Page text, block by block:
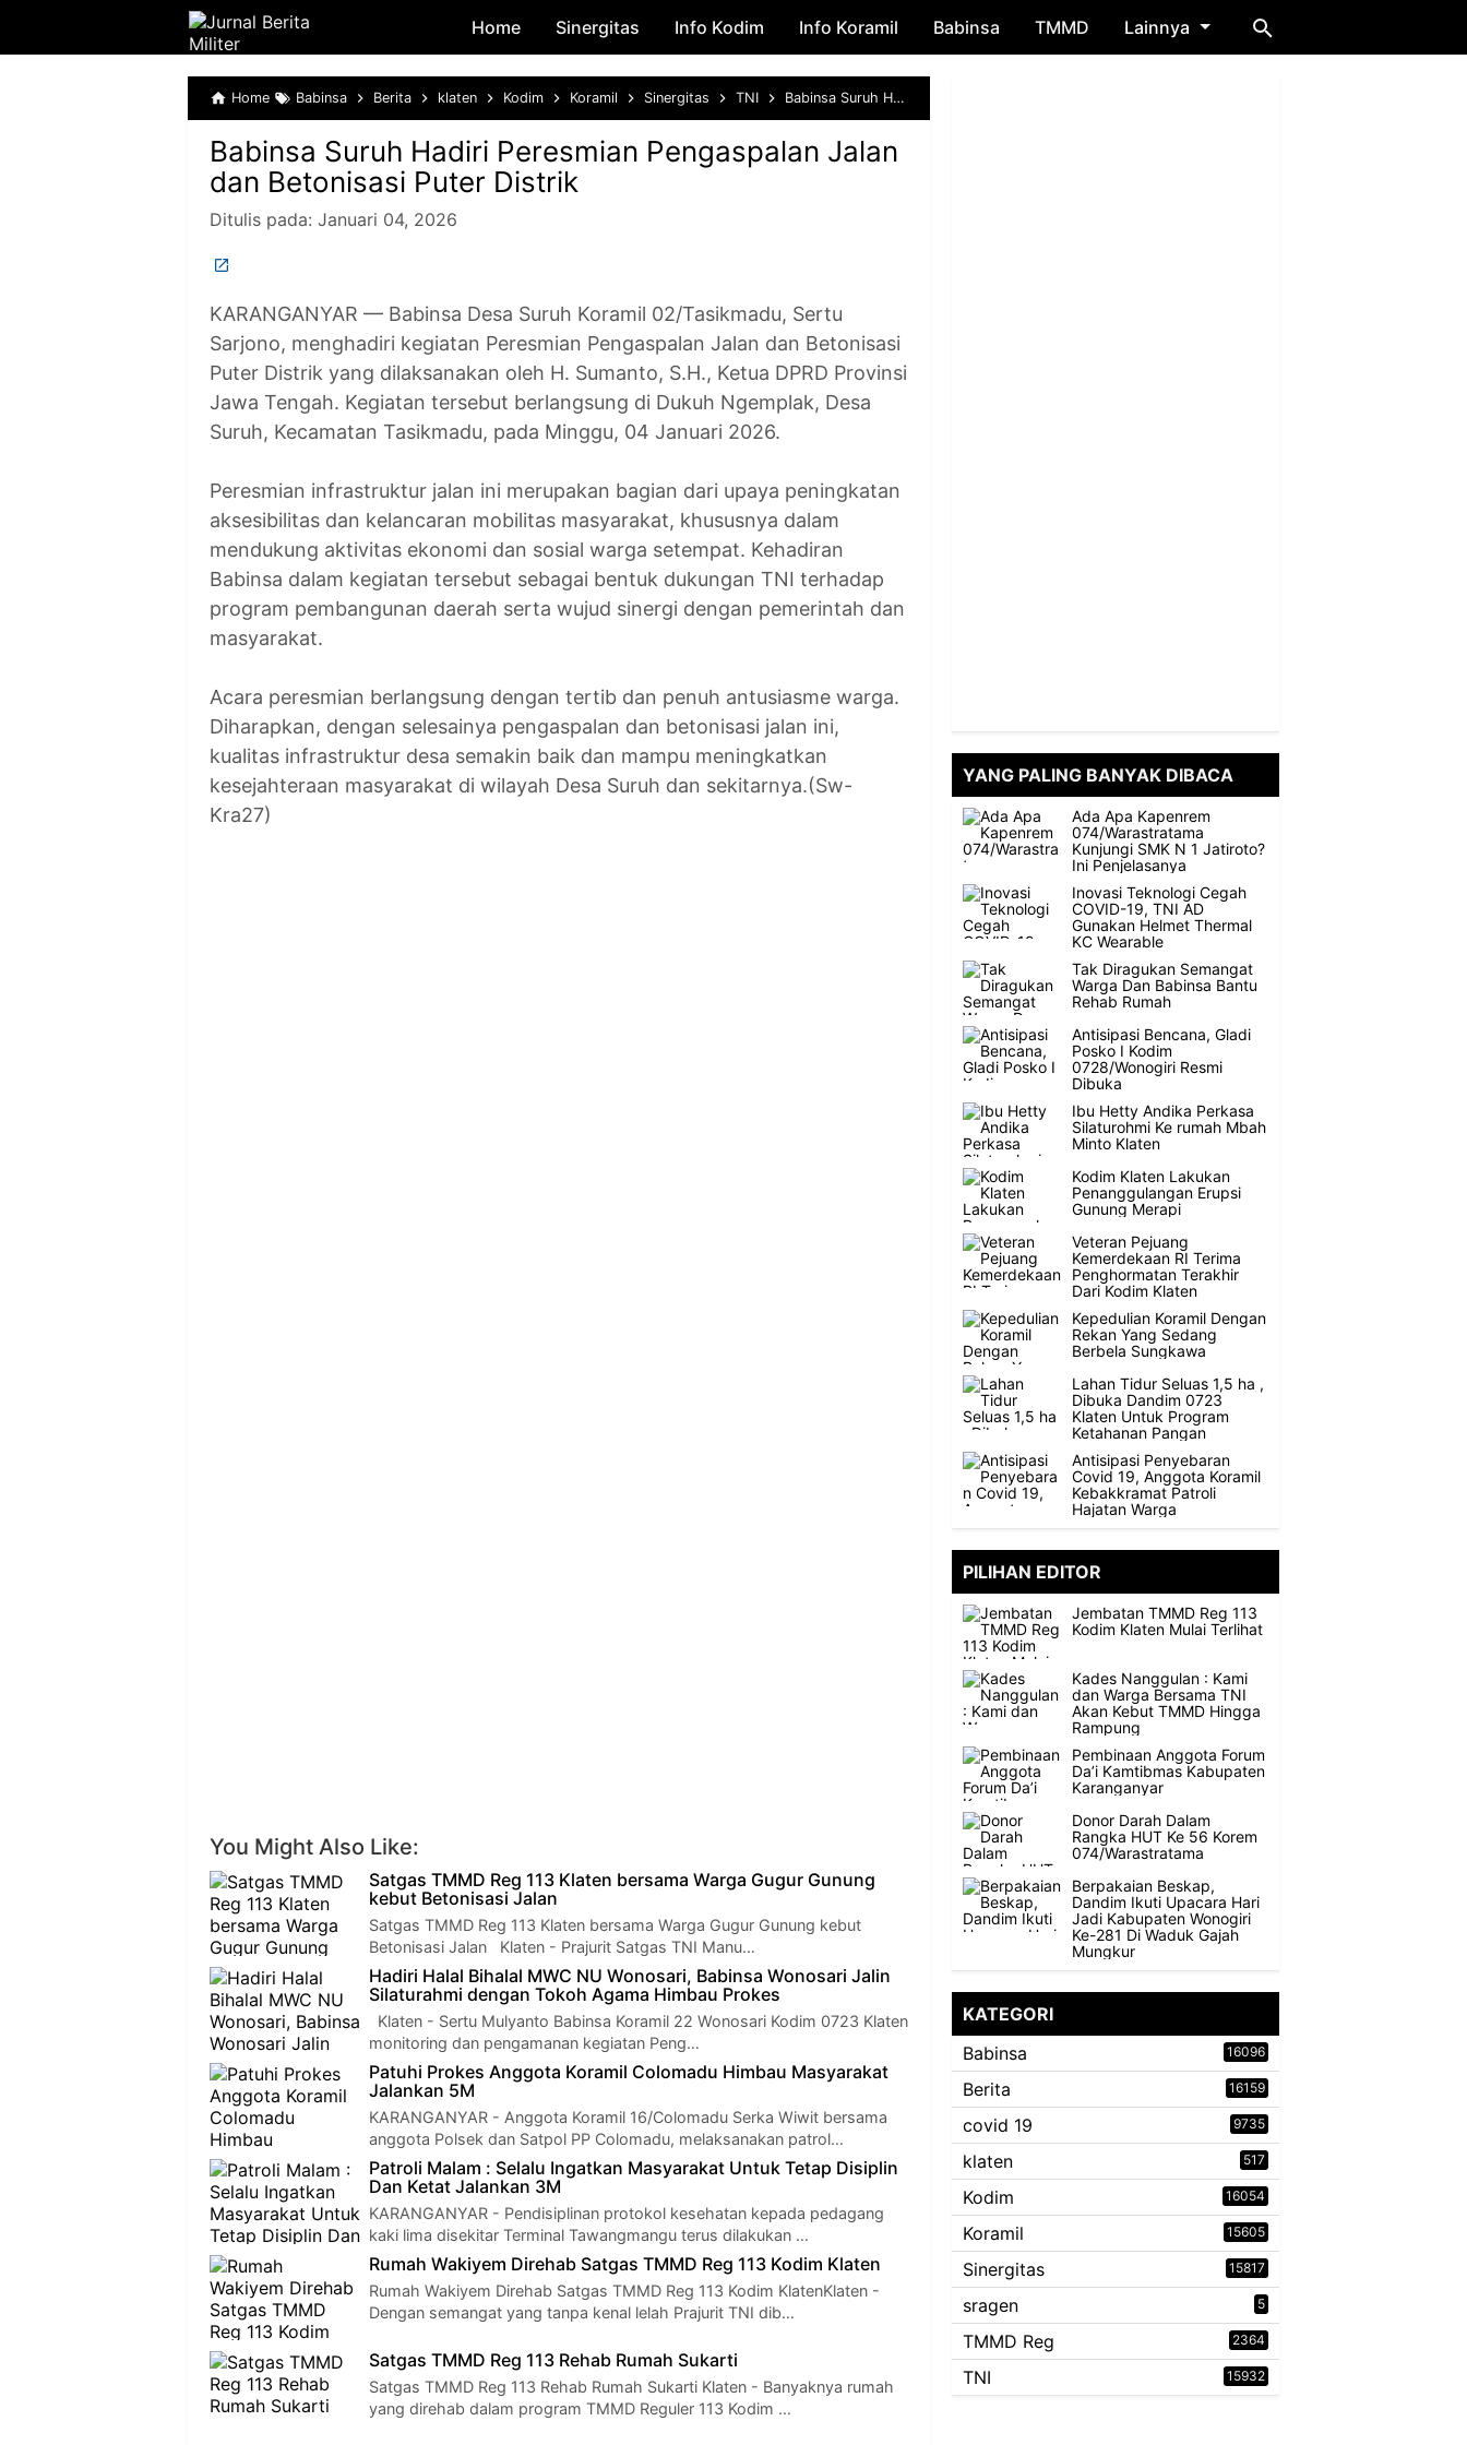
Skip to main content
Home Sinergitas Info Kodim Info Koramil Babinsa TMMD Lainnya
Home Babinsa Berita klaten Kodim Koramil Sinergitas TNI Babinsa Suruh Hadiri Peresmian Pengaspalan Jalan dan Betonisasi Puter Distrik
Babinsa Suruh Hadiri Peresmian Pengaspalan Jalan
dan Betonisasi Puter Distrik
Ditulis pada: Januari 04, 2026
KARANGANYAR — Babinsa Desa Suruh Koramil 02/Tasikmadu, Sertu
Sarjono, menghadiri kegiatan Peresmian Pengaspalan Jalan dan Betonisasi
Puter Distrik yang dilaksanakan oleh H. Sumanto, S.H., Ketua DPRD Provinsi
Jawa Tengah. Kegiatan tersebut berlangsung di Dukuh Ngemplak, Desa
Suruh, Kecamatan Tasikmadu, pada Minggu, 04 Januari 2026.
Peresmian infrastruktur jalan ini merupakan bagian dari upaya peningkatan
aksesibilitas dan kelancaran mobilitas masyarakat, khususnya dalam
mendukung aktivitas ekonomi dan sosial warga setempat. Kehadiran
Babinsa dalam kegiatan tersebut sebagai bentuk dukungan TNI terhadap
program pembangunan daerah serta wujud sinergi dengan pemerintah dan
masyarakat.
Acara peresmian berlangsung dengan tertib dan penuh antusiasme warga.
Diharapkan, dengan selesainya pengaspalan dan betonisasi jalan ini,
kualitas infrastruktur desa semakin baik dan mampu meningkatkan
kesejahteraan masyarakat di wilayah Desa Suruh dan sekitarnya.(Sw-
Kra27)
You Might Also Like:
Satgas TMMD Reg 113 Klaten bersama Warga Gugur Gunung
kebut Betonisasi Jalan
Satgas TMMD Reg 113 Klaten bersama Warga Gugur Gunung kebut
Betonisasi Jalan Klaten - Prajurit Satgas TNI Manu…
Hadiri Halal Bihalal MWC NU Wonosari, Babinsa Wonosari Jalin
Silaturahmi dengan Tokoh Agama Himbau Prokes
Klaten - Sertu Mulyanto Babinsa Koramil 22 Wonosari Kodim 0723 Klaten
monitoring dan pengamanan kegiatan Peng…
Patuhi Prokes Anggota Koramil Colomadu Himbau Masyarakat
Jalankan 5M
KARANGANYAR - Anggota Koramil 16/Colomadu Serka Wiwit bersama
anggota Polsek dan Satpol PP Colomadu, melaksanakan patrol…
Patroli Malam : Selalu Ingatkan Masyarakat Untuk Tetap Disiplin
Dan Ketat Jalankan 3M
KARANGANYAR - Pendisiplinan protokol kesehatan kepada pedagang
kaki lima disekitar Terminal Tawangmangu terus dilakukan …
Rumah Wakiyem Direhab Satgas TMMD Reg 113 Kodim Klaten
Rumah Wakiyem Direhab Satgas TMMD Reg 113 Kodim KlatenKlaten -
Dengan semangat yang tanpa kenal lelah Prajurit TNI dib…
Satgas TMMD Reg 113 Rehab Rumah Sukarti
Satgas TMMD Reg 113 Rehab Rumah Sukarti Klaten - Banyaknya rumah
yang direhab dalam program TMMD Reguler 113 Kodim …
YANG PALING BANYAK DIBACA
Ada Apa Kapenrem
074/Warastratama
Kunjungi SMK N 1 Jatiroto?
Ini Penjelasanya
Inovasi Teknologi Cegah
COVID-19, TNI AD
Gunakan Helmet Thermal
KC Wearable
Tak Diragukan Semangat
Warga Dan Babinsa Bantu
Rehab Rumah
Antisipasi Bencana, Gladi
Posko I Kodim
0728/Wonogiri Resmi
Dibuka
Ibu Hetty Andika Perkasa
Silaturohmi Ke rumah Mbah
Minto Klaten
Kodim Klaten Lakukan
Penanggulangan Erupsi
Gunung Merapi
Veteran Pejuang
Kemerdekaan RI Terima
Penghormatan Terakhir
Dari Kodim Klaten
Kepedulian Koramil Dengan
Rekan Yang Sedang
Berbela Sungkawa
Lahan Tidur Seluas 1,5 ha ,
Dibuka Dandim 0723
Klaten Untuk Program
Ketahanan Pangan
Antisipasi Penyebaran
Covid 19, Anggota Koramil
Kebakkramat Patroli
Hajatan Warga
PILIHAN EDITOR
Jembatan TMMD Reg 113
Kodim Klaten Mulai Terlihat
Kades Nanggulan : Kami
dan Warga Bersama TNI
Akan Kebut TMMD Hingga
Rampung
Pembinaan Anggota Forum
Da’i Kamtibmas Kabupaten
Karanganyar
Donor Darah Dalam
Rangka HUT Ke 56 Korem
074/Warastratama
Berpakaian Beskap,
Dandim Ikuti Upacara Hari
Jadi Kabupaten Wonogiri
Ke-281 Di Waduk Gajah
Mungkur
KATEGORI
Babinsa
16096
Berita 16159
covid 19 9735
klaten 517
Kodim 16054
Koramil 15605
Sinergitas 15817
sragen 5
TMMD Reg 2364
TNI 15932